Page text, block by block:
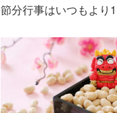
節分行事はいつもより